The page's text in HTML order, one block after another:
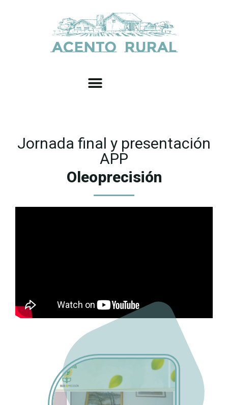
Jornada final y presentación
APP
Oleoprecisión